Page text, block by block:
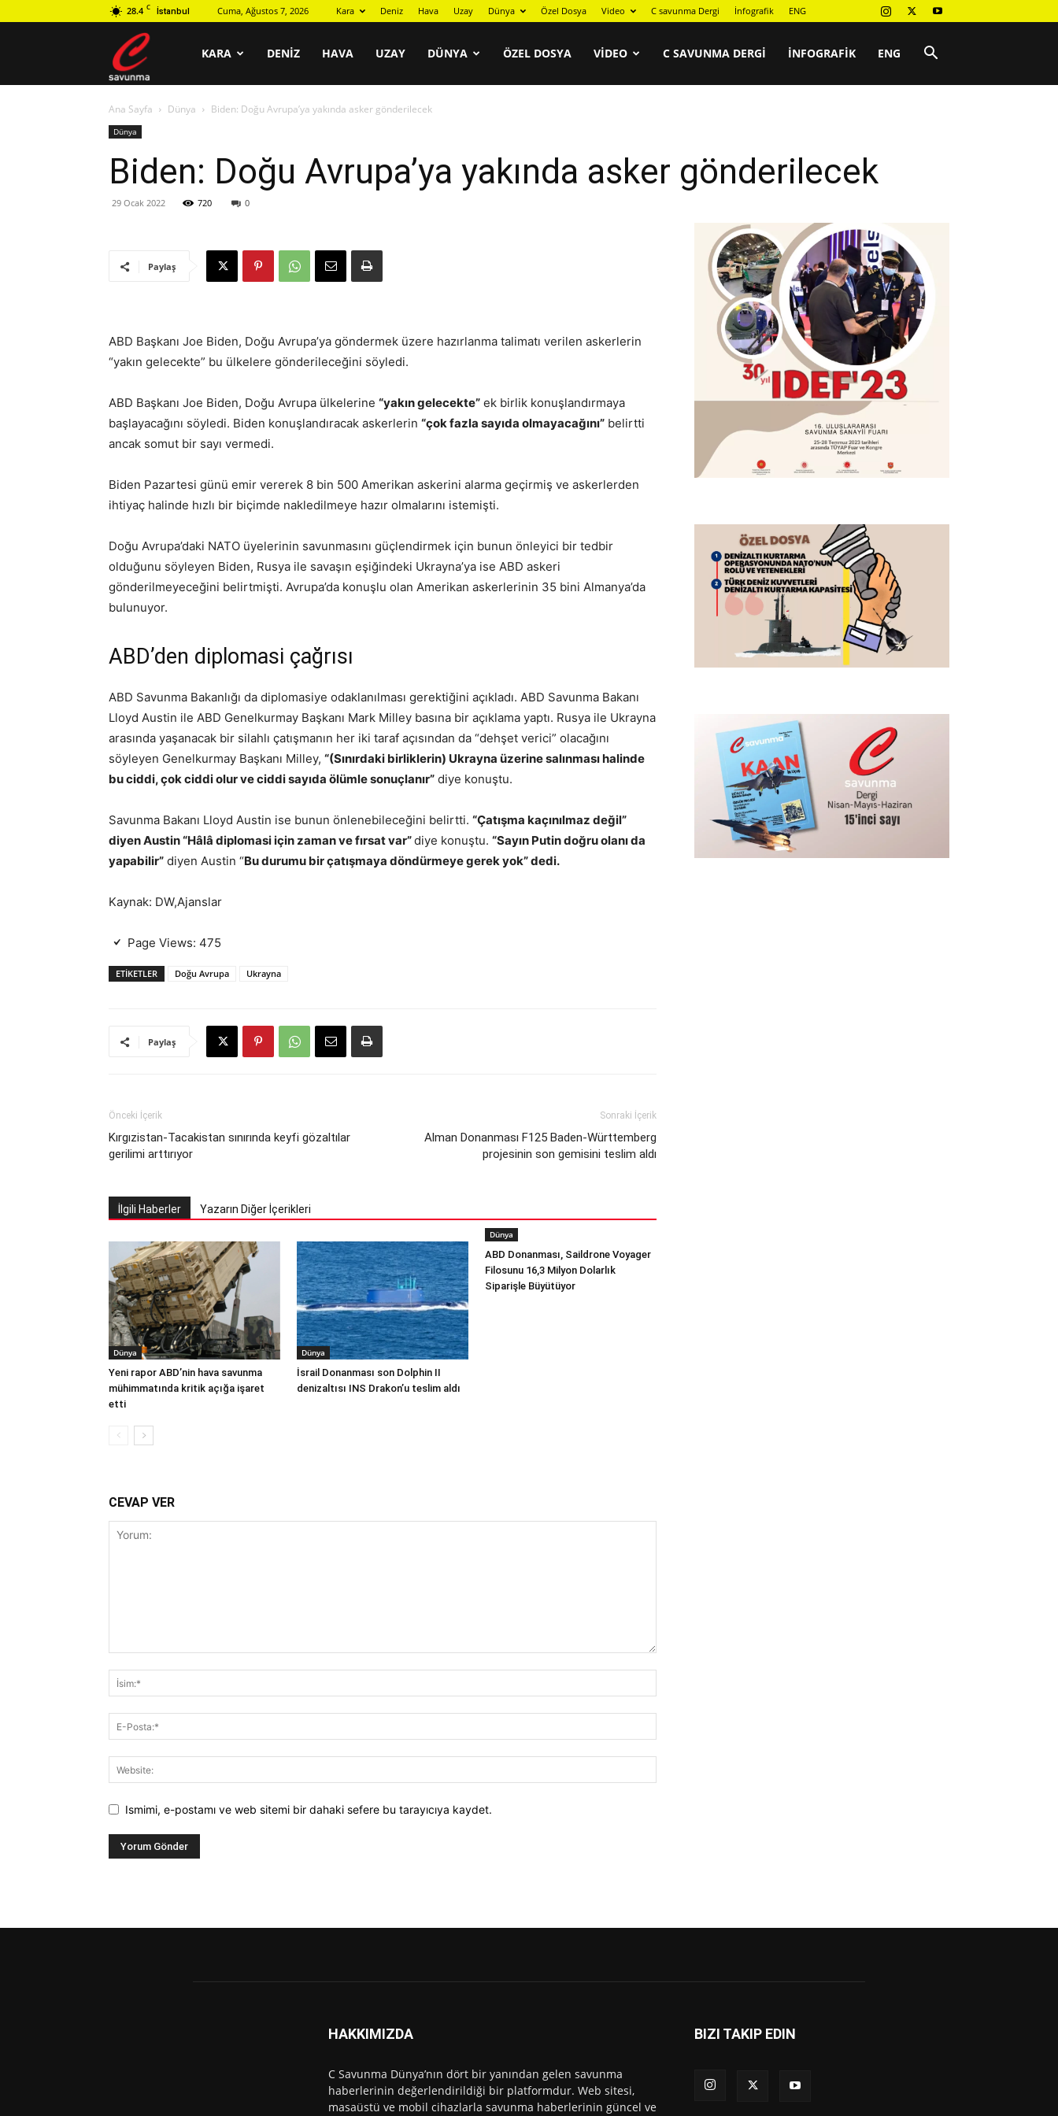
28.4 C İstanbul Cuma, Ağustos 7, 2026 Kara Deniz Hava Uzay Dünya Özel Dosya Video C savunma Dergi İnfografik ENG
savunma
KARA DENIZ HAVA UZAY DÜNYA ÖZEL DOSYA VIDEO C SAVUNMA DERGI İNFOGRAFIK ENG
Ana Sayfa Dünya Biden: Doğu Avrupa’ya yakında asker gönderilecek
Dünya
Biden: Doğu Avrupa’ya yakında asker gönderilecek
29 Ocak 2022 720 0
Paylaş
ABD Başkanı Joe Biden, Doğu Avrupa’ya göndermek üzere hazırlanma talimatı verilen askerlerin
“yakın gelecekte” bu ülkelere gönderileceğini söyledi.
ABD Başkanı Joe Biden, Doğu Avrupa ülkelerine “yakın gelecekte” ek birlik konuşlandırmaya
başlayacağını söyledi. Biden konuşlandıracak askerlerin “çok fazla sayıda olmayacağını” belirtti
ancak somut bir sayı vermedi.
Biden Pazartesi günü emir vererek 8 bin 500 Amerikan askerini alarma geçirmiş ve askerlerden
ihtiyaç halinde hızlı bir biçimde nakledilmeye hazır olmalarını istemişti.
Doğu Avrupa’daki NATO üyelerinin savunmasını güçlendirmek için bunun önleyici bir tedbir
olduğunu söyleyen Biden, Rusya ile savaşın eşiğindeki Ukrayna’ya ise ABD askeri
gönderilmeyeceğini belirtmişti. Avrupa’da konuşlu olan Amerikan askerlerinin 35 bini Almanya’da
bulunuyor.
ABD’den diplomasi çağrısı
ABD Savunma Bakanlığı da diplomasiye odaklanılması gerektiğini açıkladı. ABD Savunma Bakanı
Lloyd Austin ile ABD Genelkurmay Başkanı Mark Milley basına bir açıklama yaptı. Rusya ile Ukrayna
arasında yaşanacak bir silahlı çatışmanın her iki taraf açısından da “dehşet verici” olacağını
söyleyen Genelkurmay Başkanı Milley, “(Sınırdaki birliklerin) Ukrayna üzerine salınması halinde
bu ciddi, çok ciddi olur ve ciddi sayıda ölümle sonuçlanır” diye konuştu.
Savunma Bakanı Lloyd Austin ise bunun önlenebileceğini belirtti. “Çatışma kaçınılmaz değil”
diyen Austin “Hâlâ diplomasi için zaman ve fırsat var”diye konuştu. “Sayın Putin doğru olanı da
yapabilir” diyen Austin “Bu durumu bir çatışmaya döndürmeye gerek yok” dedi.
Kaynak: DW,Ajanslar
Page Views: 475
ETIKETLER Doğu Avrupa Ukrayna
Paylaş
Önceki İçerik
Kırgızistan-Tacakistan sınırında keyfi gözaltılar
gerilimi arttırıyor
Sonraki İçerik
Alman Donanması F125 Baden-Württemberg
projesinin son gemisini teslim aldı
İlgili Haberler Yazarın Diğer İçerikleri
Dünya
Yeni rapor ABD’nin hava savunma
mühimmatında kritik açığa işaret
etti
Dünya
İsrail Donanması son Dolphin II
denizaltısı INS Drakon’u teslim aldı
Dünya
ABD Donanması, Saildrone Voyager
Filosunu 16,3 Milyon Dolarlık
Siparişle Büyütüyor
CEVAP VER
Ismimi, e-postamı ve web sitemi bir dahaki sefere bu tarayıcıya kaydet.
HAKKIMIZDA
C Savunma Dünya’nın dört bir yanından gelen savunma
haberlerinin değerlendirildiği bir platformdur. Web sitesi,
masaüstü ve mobil cihazlarla savunma haberlerinin güncel ve
BIZI TAKIP EDIN